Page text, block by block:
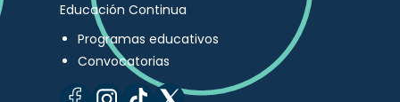
Educación Continua
Programas educativos
Convocatorias